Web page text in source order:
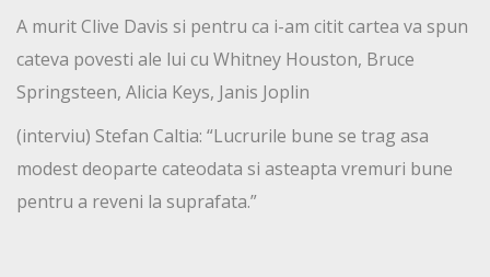
A murit Clive Davis si pentru ca i-am citit cartea va spun
cateva povesti ale lui cu Whitney Houston, Bruce
Springsteen, Alicia Keys, Janis Joplin
(interviu) Stefan Caltia: “Lucrurile bune se trag asa
modest deoparte cateodata si asteapta vremuri bune
pentru a reveni la suprafata.”